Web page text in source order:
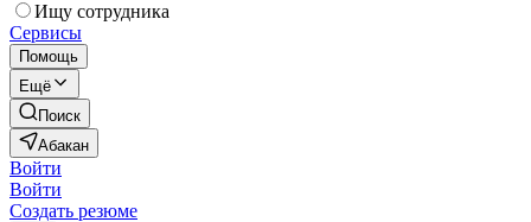
Ищу сотрудника
Сервисы
Помощь
Ещё
Поиск
Абакан
Войти
Войти
Создать резюме